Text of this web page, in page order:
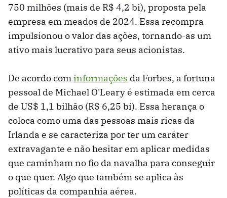
750 milhões (mais de R$ 4,2 bi), proposta pela
empresa em meados de 2024. Essa recompra
impulsionou o valor das ações, tornando-as um
ativo mais lucrativo para seus acionistas.
De acordo cominformações da Forbes, a fortuna
pessoal de Michael O'Leary é estimada em cerca
de US$ 1,1 bilhão (R$ 6,25 bi). Essa herança o
coloca como uma das pessoas mais ricas da
Irlanda e se caracteriza por ter um caráter
extravagante e não hesitar em aplicar medidas
que caminham no fio da navalha para conseguir
o que quer. Algo que também se aplica às
políticas da companhia aérea.